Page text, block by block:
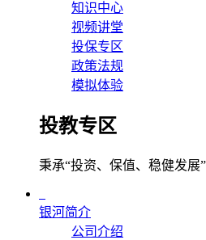
知识中心
视频讲堂
投保专区
政策法规
模拟体验
投教专区
秉承“投资、保值、稳健发展
银河简介
公司介绍